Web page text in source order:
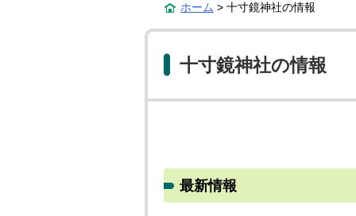
ホーム > 十寸鏡神社の情報
十寸鏡神社の情報
最新情報